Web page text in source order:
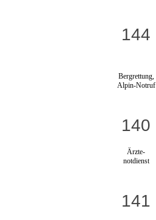
144
Bergrettung,
Alpin-Notruf
140
Ärzte-
notdienst
141